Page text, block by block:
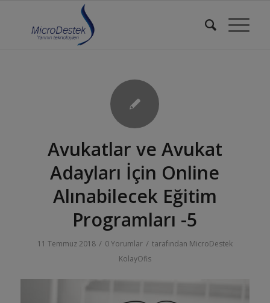
Avukatlar ve Avukat
Adayları İçin Online
Alınabilecek Eğitim
Programları -5
11 Temmuz 2018 / 0 Yorumlar / tarafından MicroDestek
KolayOfis